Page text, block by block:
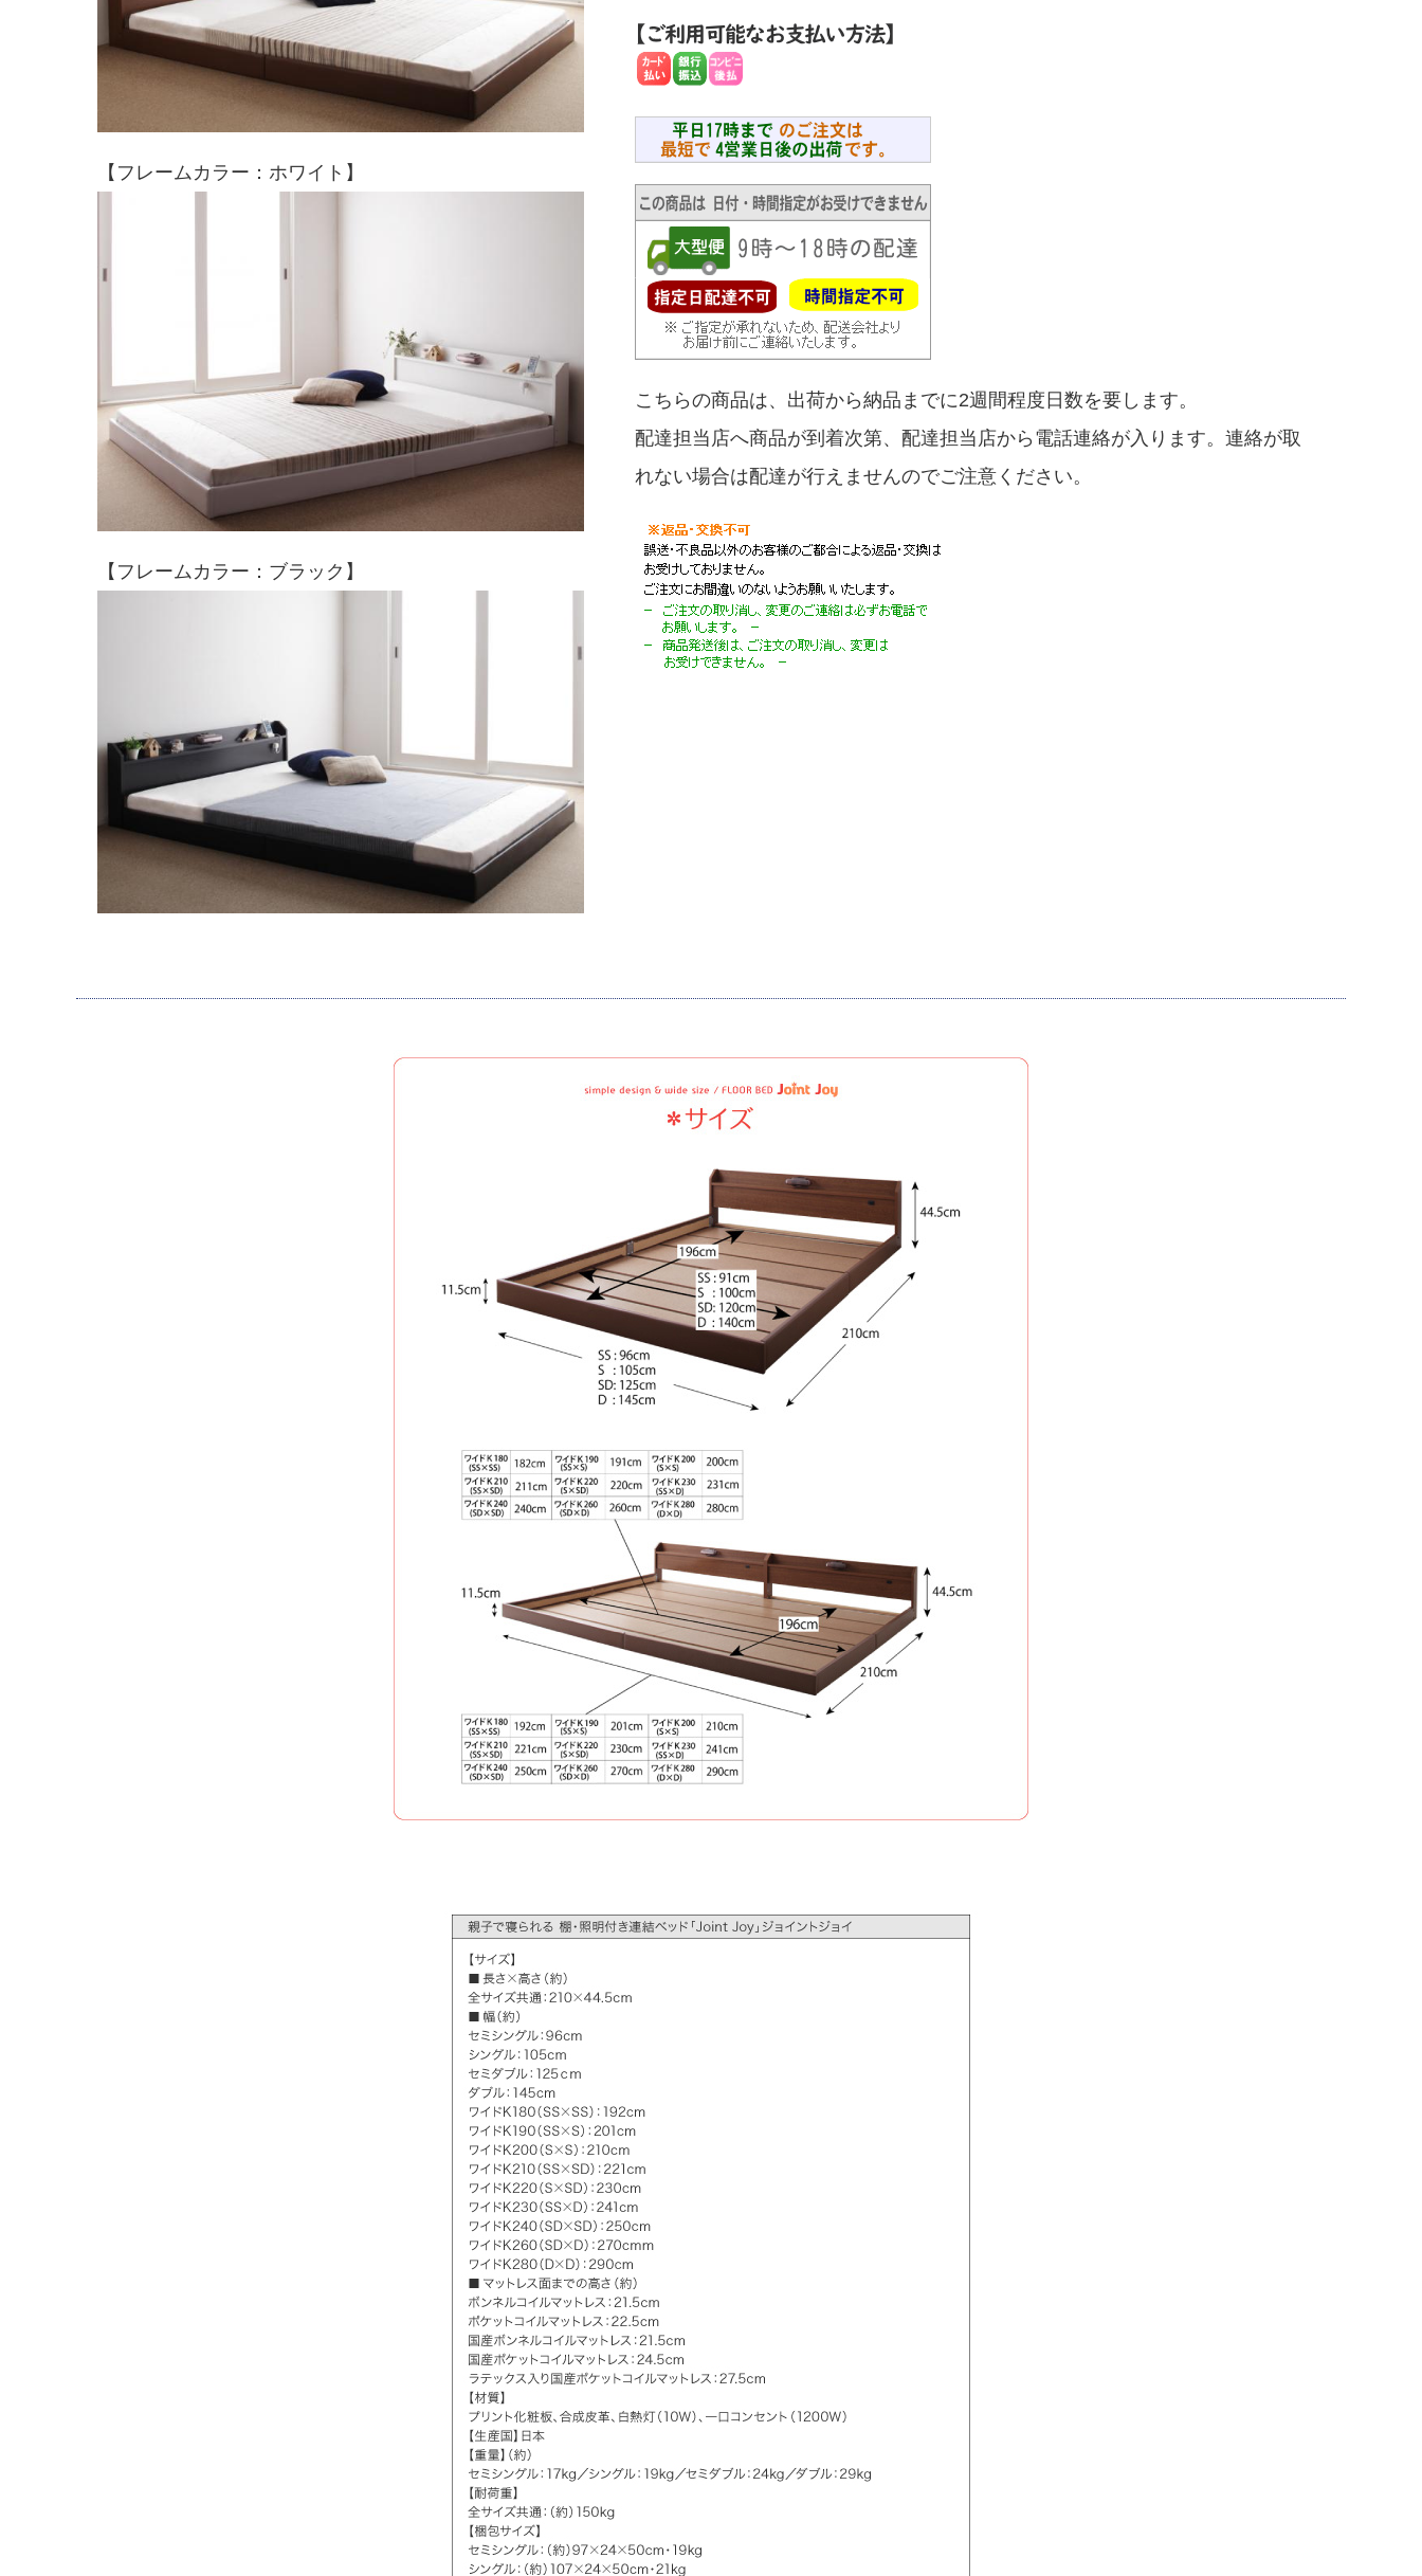
【フレームカラー：ホワイト】
【フレームカラー：ブラック】
こちらの商品は、出荷から納品までに2週間程度日数を要します。
配達担当店へ商品が到着次第、配達担当店から電話連絡が入ります。連絡が取
れない場合は配達が行えませんのでご注意ください。